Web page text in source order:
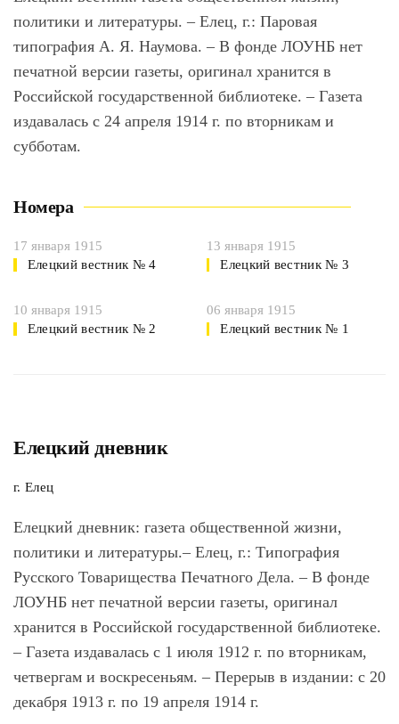
политики и литературы. – Елец, г.: Паровая
типография А. Я. Наумова. – В фонде ЛОУНБ нет
печатной версии газеты, оригинал хранится в
Российской государственной библиотеке. – Газета
издавалась с 24 апреля 1914 г. по вторникам и
субботам.
Номера
17 января 1915
Елецкий вестник № 4
13 января 1915
Елецкий вестник № 3
10 января 1915
Елецкий вестник № 2
06 января 1915
Елецкий вестник № 1
Елецкий дневник
г. Елец
Елецкий дневник: газета общественной жизни,
политики и литературы.– Елец, г.: Типография
Русского Товарищества Печатного Дела. – В фонде
ЛОУНБ нет печатной версии газеты, оригинал
хранится в Российской государственной библиотеке.
– Газета издавалась с 1 июля 1912 г. по вторникам,
четвергам и воскресеньям. – Перерыв в издании: с 20
декабря 1913 г. по 19 апреля 1914 г.